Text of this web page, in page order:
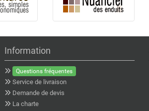
Information
Questions fréquentes
Service de livraison
Demande de devis
La charte